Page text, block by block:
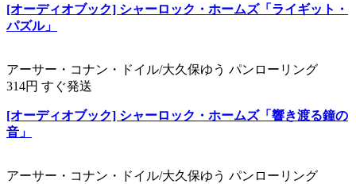
[オーディオブック] シャーロック・ホームズ「ライギット・
パズル」
アーサー・コナン・ドイル/大久保ゆう パンローリング
314円 すぐ発送
[オーディオブック] シャーロック・ホームズ「響き渡る鐘の
音」
アーサー・コナン・ドイル/大久保ゆう パンローリング